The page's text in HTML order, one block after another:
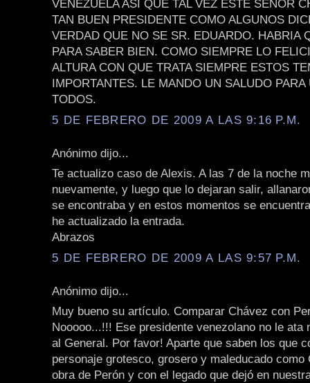
VENEZUELA ASI QUE TAL VEZ ESTE SEÑOR
TAN BUEN PRESIDENTE COMO ALGUNOS
VERDAD QUE NO SE SR. EDUARDO. HABRIA
PARA SABER BIEN. COMO SIEMPRE LO
ALTURA CON QUE TRATA SIEMPRE ESTOS
IMPORTANTES. LE MANDO UN SALUDO PARA
TODOS.
5 DE FEBRERO DE 2009 A LAS 9:16 P.M.
Anónimo dijo...
Te actualizo caso de Alexis. A las 7 de la noche
nuevamente, y luego que lo dejaran salir,
se encontraba y en estos momentos se
he actualizado la entrada.
Abrazos
5 DE FEBRERO DE 2009 A LAS 9:57 P.M.
Anónimo dijo...
Muy bueno su artículo. Comparar Chávez con
Nooooo...!!! Ese presidente venezolano no le ata
al General. Por favor! Aparte que saben los que
personaje grotesco, grosero y maleducado como
obra de Perón y con el legado que dejó en